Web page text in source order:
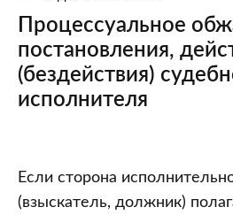
Процессуальное
постановления,
(бездействия)
исполнителя
Процессуальное
обжалование
Если сторона
(взыскатель, должник)